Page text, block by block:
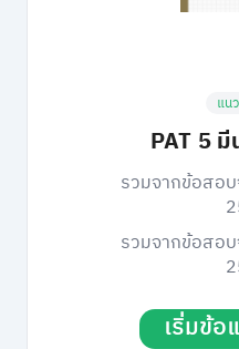
แน
PAT 5
รวมจากข้อสอ
รวมจากข้อสอ
เริ่มข้อ